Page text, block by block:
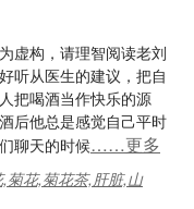
虚构，请理智阅读老刘
听从医生的建议，把自
把喝酒当作快乐的源
后他总是感觉自己平时
聊天的时候……更多
菊花,菊花茶,肝脏,山